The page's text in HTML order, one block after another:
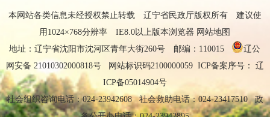
本网站各类信息未经授权禁止转载 辽宁省民政厅版权所有 建议使
用1024×768分辨率 IE8.0以上版本浏览器 网站地图
地址：辽宁省沈阳市沈河区青年大街260号 邮编：110015
辽公
网安备 21010302000818号网站标识码2100000059 ICP备案序号： 辽
ICP备05014904号
社会组织咨询电话：024-23942608 社会救助电话：024-23417510 政